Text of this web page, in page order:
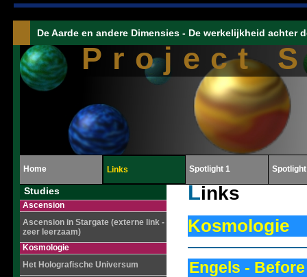
Project
De Aarde en andere Dimensies - De werkelijkheid achter
Home Links Spotlight 1
Studies
Ascension
Ascension in Stargate (externe link -
zeer leerzaam)
Kosmologie
Het Holografische Universum
Links
Kosmologie
Engels -